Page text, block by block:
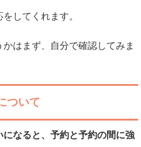
してくれます。
はまず、自分で確認してみま
ついて
なると、予約と予約の間に強